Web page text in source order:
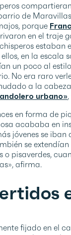
de
porque
en el traje
estaban
en la escala
un poco al
No era raro
a la
urbano»
en forma de
acababa en
jóvenes se
se
o pisaverdes,
afirma.
fijado en el